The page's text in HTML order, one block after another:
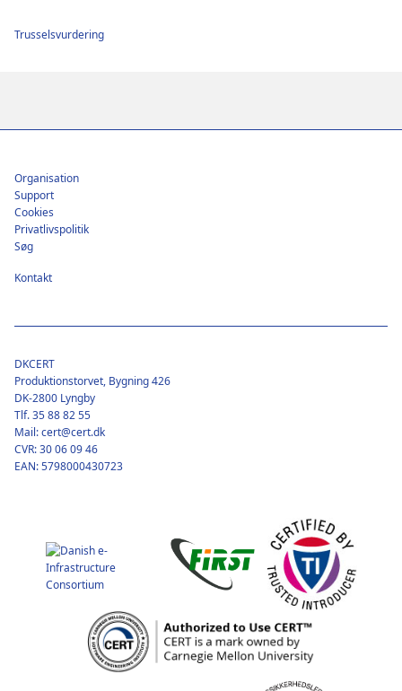
Trusselsvurdering
Footer
Organisation
Support
Cookies
Privatlivspolitik
Søg
Kontakt
DKCERT
Produktionstorvet, Bygning 426
DK-2800 Lyngby
Tlf. 35 88 82 55
Mail: cert@cert.dk
CVR: 30 06 09 46
EAN: 5798000430723